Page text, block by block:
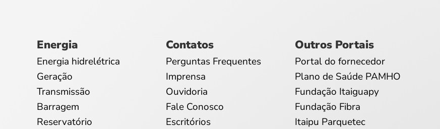
Energia
Energia hidrelétrica
Geração
Transmissão
Barragem
Reservatório
Contatos
Perguntas Frequentes
Imprensa
Ouvidoria
Fale Conosco
Escritórios
Outros Portais
Portal do fornecedor
Plano de Saúde PAMHO
Fundação Itaiguapy
Fundação Fibra
Itaipu Parquetec